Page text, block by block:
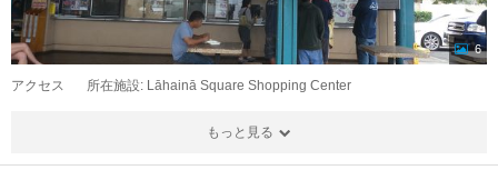
6
アクセス 所在施設: Lāhainā Square Shopping Center
もっと見る